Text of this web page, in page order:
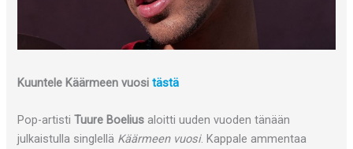
Kuuntele Käärmeen vuositästä
Pop-artistiTuure Boelius aloitti uuden vuoden tänään
julkaistulla singlellä Käärmeen vuosi. Kappale ammentaa